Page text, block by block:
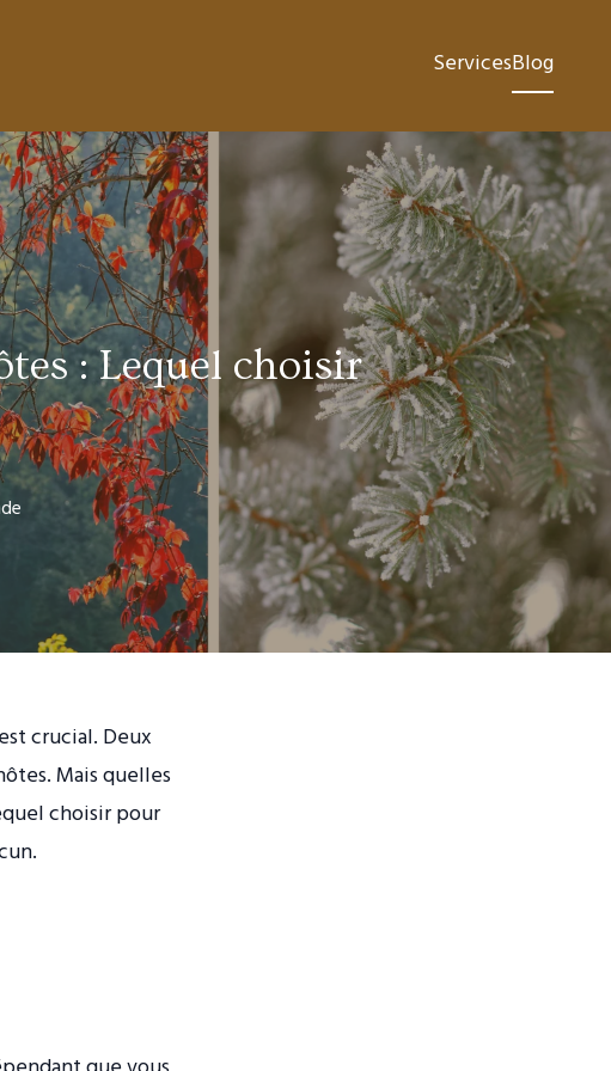
ServicesBlog
: Lequel choisir
crucial. Deux
Mais quelles
choisir pour